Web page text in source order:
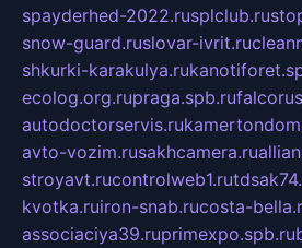
spayderhed-2022.rusplclub.ru
snow-guard.ruslovar-ivrit.ru
shkurki-karakulya.ru
ecolog.org.rupraga.spb.ru
autodoctorservis.ru
avto-vozim.rusakhcamera.ru
stroyavt.rucontrolweb1.ru
kvotka.ruiron-snab.rucosta-
associaciya39.ruprimexpo.spb.ru